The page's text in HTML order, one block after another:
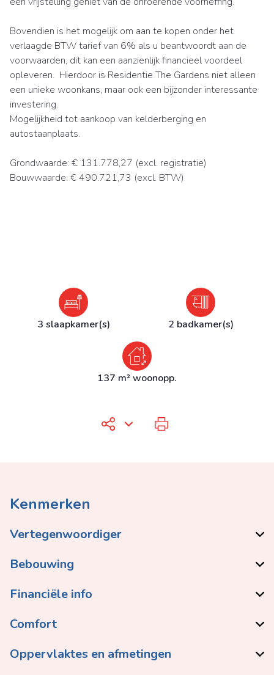
Bovendien is het mogelijk om aan te kopen onder het
verlaagde BTW tarief van 6% als u beantwoordt aan de
voorwaarden, dit kan een aanzienlijk financieel voordeel
opleveren. Hierdoor is Residentie The Gardens niet alleen
een unieke woonkans, maar ook een bijzonder interessante
investering.
Mogelijkheid tot aankoop van kelderberging en
autostaanplaats.
Grondwaarde: € 131.778,27 (excl. registratie)
Bouwwaarde: € 490.721,73 (excl. BTW)
3 slaapkamer(s) 2 badkamer(s)
137 m² woonopp.
Kenmerken
Vertegenwoordiger
Bebouwing
Financiële info
Comfort
Oppervlaktes en afmetingen